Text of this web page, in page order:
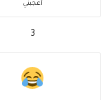
أعجبني
3